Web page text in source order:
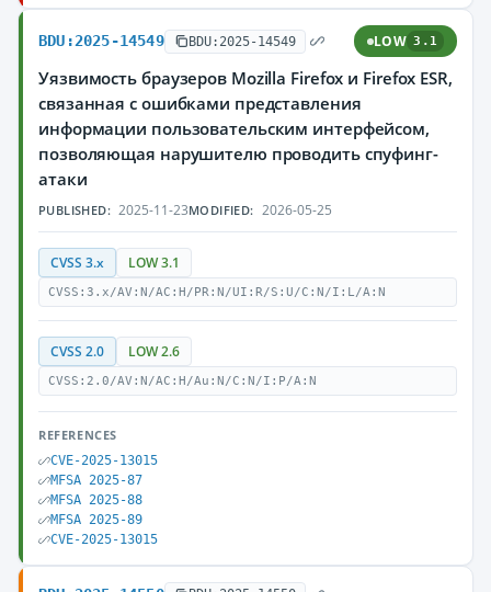
BDU:2025-14549 BDU:2025-14549 LOW 3.1
Уязвимость браузеров Mozilla Firefox и Firefox ESR,
связанная с ошибками представления
информации пользовательским интерфейсом,
позволяющая нарушителю проводить спуфинг-
атаки
PUBLISHED: 2025-11-23MODIFIED: 2026-05-25
CVSS 3.x LOW 3.1
CVSS:3.x/AV:N/AC:H/PR:N/UI:R/S:U/C:N/I:L/A:N
CVSS 2.0 LOW 2.6
CVSS:2.0/AV:N/AC:H/Au:N/C:N/I:P/A:N
REFERENCES
CVE-2025-13015
MFSA 2025-87
MFSA 2025-88
MFSA 2025-89
CVE-2025-13015